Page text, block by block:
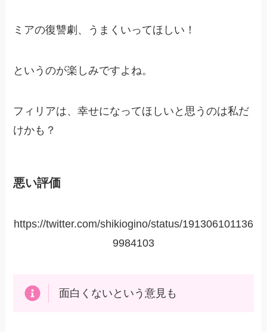
ミアの復讐劇、うまくいってほしい！
というのが楽しみですよね。
フィリアは、幸せになってほしいと思うのは私だ
けかも？
悪い評価
https://twitter.com/shikiogino/status/191306101136
9984103
面白くないという意見も